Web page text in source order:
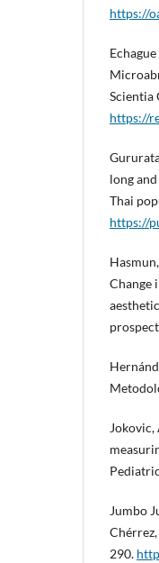
https://
Scientia
https://
long
Thai
https://
Change
Jokovic,
Jumbo
290.